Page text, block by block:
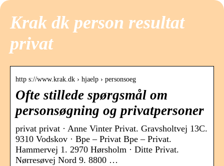
Krak dk person resultat
privat
http s://www.krak.dk › hjaelp › personsoeg
Ofte stillede spørgsmål om
personsøgning og privatpersoner
privat privat · Anne Vinter Privat. Gravsholtvej 13C.
9310 Vodskov · Bpe – Privat Bpe – Privat.
Hammervej 1. 2970 Hørsholm · Ditte Privat.
Nørresøvej Nord 9. 8800 …